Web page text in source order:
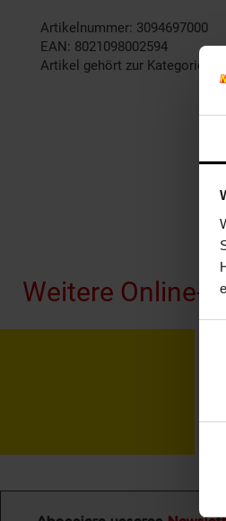
Artikelnummer: 3094697000
EAN: 8021098002594
Artikel gehört zur Kategorie:
Weitere Online-